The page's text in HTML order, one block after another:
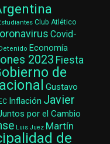
Club Atlético
Covid-
Economía
2023 Fiesta
de
Gustavo
Inflación Javier
por el Cambio
Luis Juez Martín
de